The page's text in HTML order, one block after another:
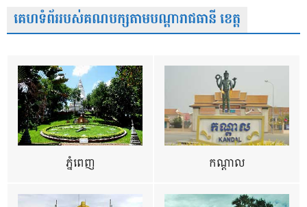
គេហទំព័ររបស់គណបក្សតាមបណ្តារាជធានី ខេត្ត
ភ្នំពេញ កណ្តាល